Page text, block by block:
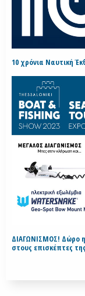
10 χρόνια Ναυτική
ΔΙΑΓΩΝΙΣΜΟΣ! Δώρο
στους επισκέπτες